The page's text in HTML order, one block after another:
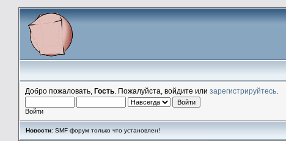
Добро пожаловать, Гость . Пожалуйста, войдите или зарегистрируйтесь
Войти
Новости: SMF форум только что установлен!